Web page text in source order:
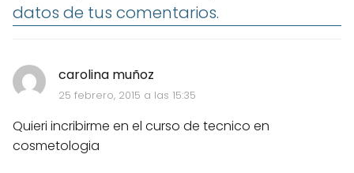
carolina muñoz
25 febrero, 2015 a las 15:35
Quieri incribirme en el curso de tecnico en
cosmetologia
datos de tus comentarios.